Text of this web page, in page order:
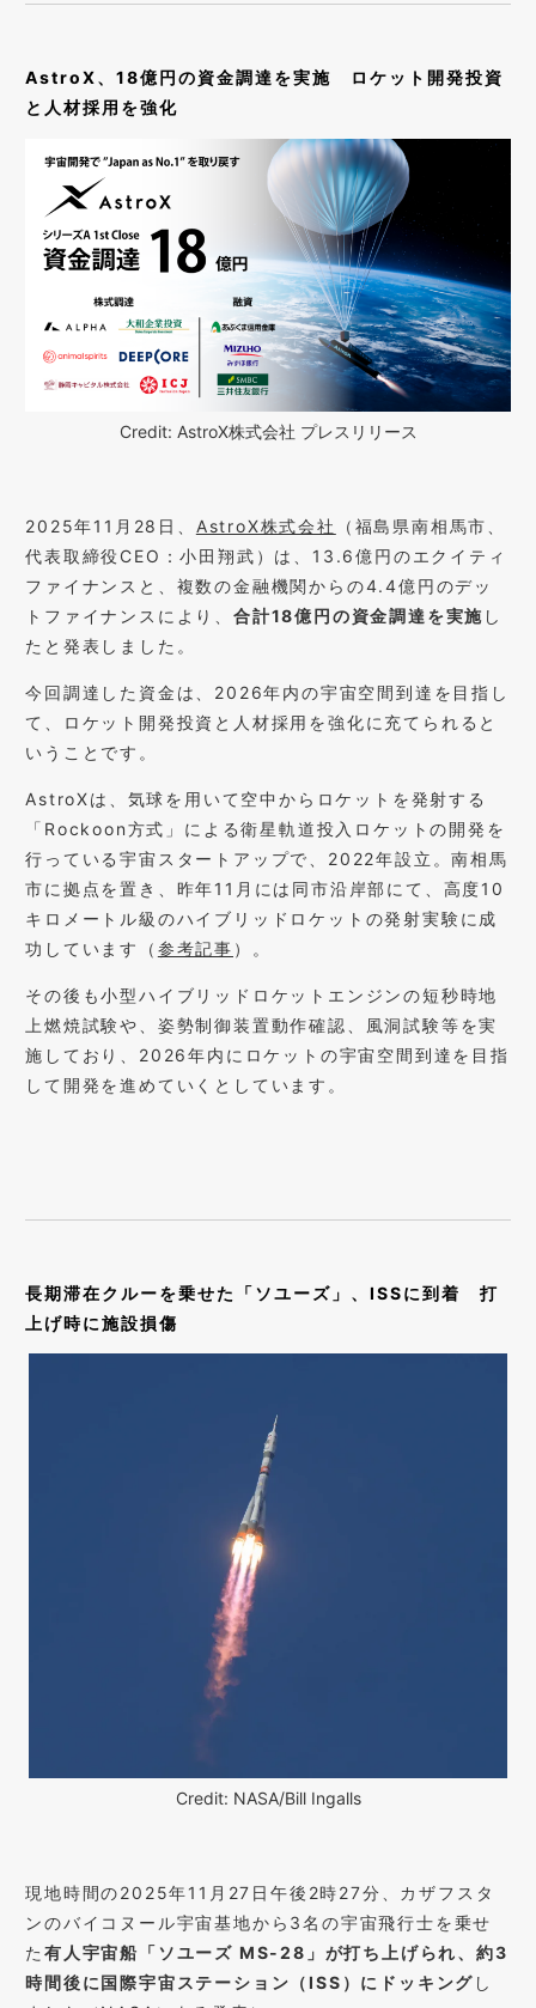
AstroX、18億円の資金調達を実施 ロケット開発投資
と人材採用を強化
Credit: AstroX株式会社 プレスリリース
2025年11月28日、 AstroX株式会社
（福島県南相馬市、
代表取締役CEO：小田翔武）は、13.6億円のエクイティ
ファイナンスと、複数の金融機関からの4.4億円のデッ
トファイナンスにより、合計18億円の資金調達を実施 し
たと発表しました。
今回調達した資金は、2026年内の宇宙空間到達を目指し
て、ロケット開発投資と人材採用を強化に充てられると
いうことです。
AstroXは、気球を用いて空中からロケットを発射する
「Rockoon方式」による衛星軌道投入ロケットの開発を
行っている宇宙スタートアップで、2022年設立。南相馬
市に拠点を置き、昨年11月には同市沿岸部にて、高度10
キロメートル級のハイブリッドロケットの発射実験に成
功しています（ 参考記事 ）。
その後も小型ハイブリッドロケットエンジンの短秒時地
上燃焼試験や、姿勢制御装置動作確認、風洞試験等を実
施しており、2026年内にロケットの宇宙空間到達を目指
して開発を進めていくとしています。
長期滞在クルーを乗せた「ソユーズ」、ISSに到着 打
上げ時に施設損傷
Credit: NASA/Bill Ingalls
現地時間の2025年11月27日午後2時27分、カザフスタ
ンのバイコヌール宇宙基地から3名の宇宙飛行士を乗せ
た有人宇宙船「ソユーズ MS-28」が打ち上げられ、約3
時間後に国際宇宙ステーション（ISS）にドッキング し